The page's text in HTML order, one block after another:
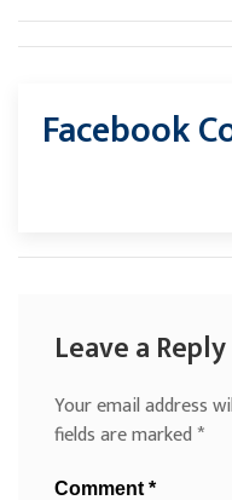
Facebook
Leave a Reply
Your email address
fields are marked*
Comment *